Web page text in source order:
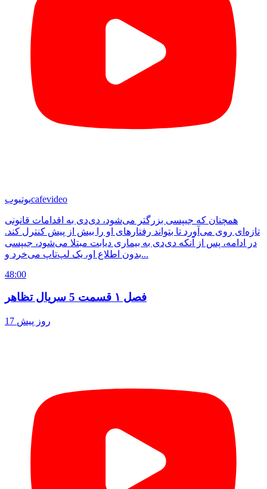
یوتیوبcafevideo
همچنان که جیپسی بزرگتر می‌شود، دی‌دی به اقدامات قانونی
تازه‌ای روی می‌آورد تا بتواند رفتارهای او را بیش از پیش کنترل کند.
در ادامه، پس از آنکه دی‌دی به بیماری دیابت مبتلا می‌شود، جیپسی
بدون اطلاع او، یک لپ‌تاپ می‌خرد و...
48:00
فصل ۱ قسمت 5 سریال تظاهر
17 روز پیش